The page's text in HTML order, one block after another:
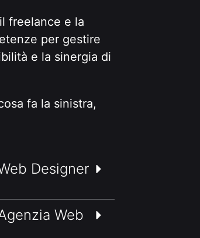
freelance e la
per gestire
e la sinergia di
fa la sinistra,
Designer
Web